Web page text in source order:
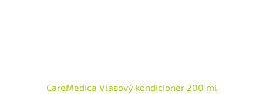
CareMedica Vlasový kondicionér 200 ml